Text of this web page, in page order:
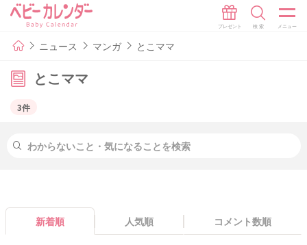
ニュース マンガ とこママ
とこママ
3件
新着順 人気順 コメント数順